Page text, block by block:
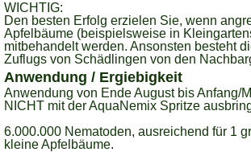
WICHTIG:
Den besten Erfolg erzielen Sie, wenn
Apfelbäume (beispielsweise in
mitbehandelt werden. Ansonsten besteht
Zuflugs von Schädlingen von den
Anwendung / Ergiebigkeit
Anwendung von Ende August bis Anfang/
NICHT mit der AquaNemix Spritze
6.000.000 Nematoden, ausreichend für 1
kleine Apfelbäume.